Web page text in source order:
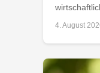
4. August